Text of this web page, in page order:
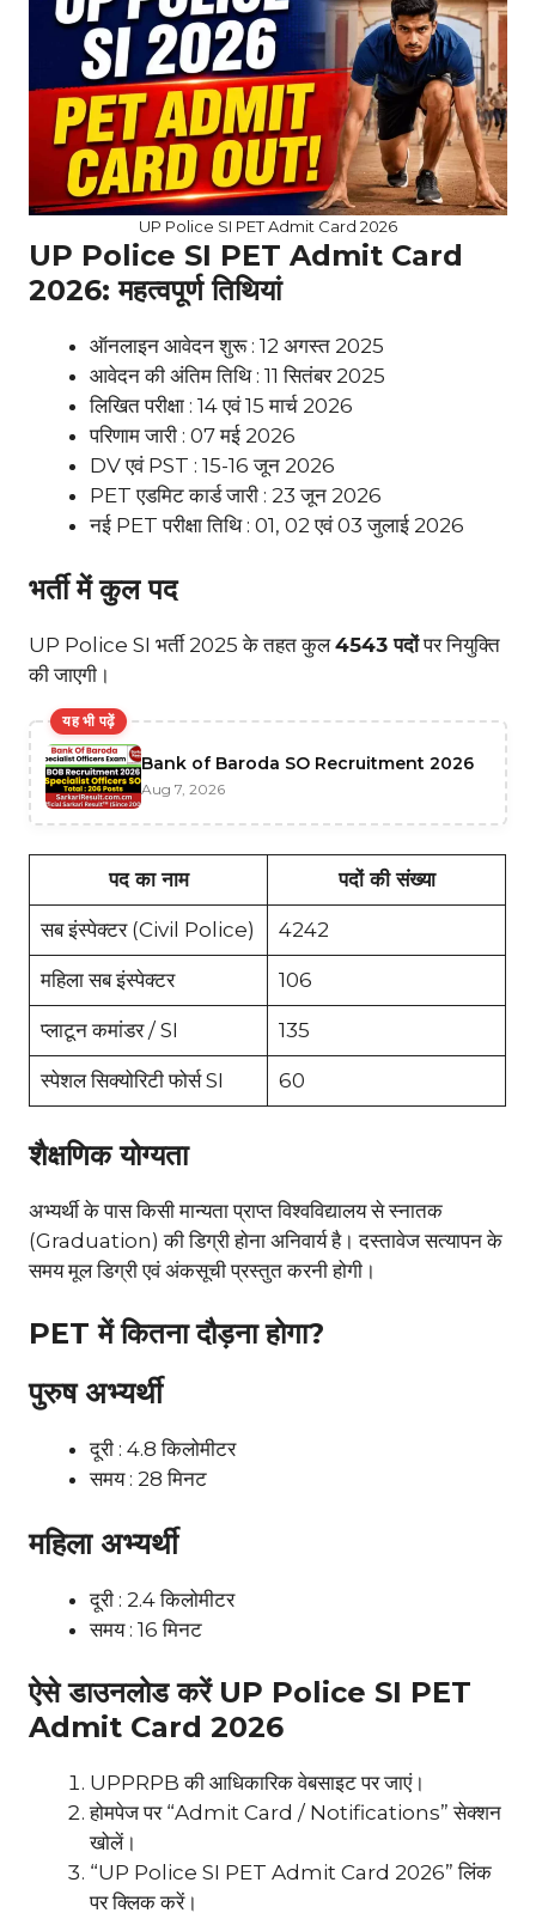
UP Police SI PET Admit Card 2026
UP Police SI PET Admit Card
2026: महत्वपूर्ण तिथियां
ऑनलाइन आवेदन शुरू : 12 अगस्त 2025
आवेदन की अंतिम तिथि : 11 सितंबर 2025
लिखित परीक्षा : 14 एवं 15 मार्च 2026
परिणाम जारी : 07 मई 2026
DV एवं PST : 15-16 जून 2026
PET एडमिट कार्ड जारी : 23 जून 2026
नई PET परीक्षा तिथि : 01, 02 एवं 03 जुलाई 2026
भर्ती में कुल पद
UP Police SI भर्ती 2025 के तहत कुल4543 पदोंपर नियुक्ति
की जाएगी।
यह भी पढ़ें
Bank of Baroda SO Recruitment 2026
Aug 7, 2026
पद का नाम पदों की संख्या
सब इंस्पेक्टर (Civil Police) 4242
महिला सब इंस्पेक्टर 106
प्लाटून कमांडर / SI 135
स्पेशल सिक्योरिटी फोर्स SI 60
शैक्षणिक योग्यता
अभ्यर्थी के पास किसी मान्यता प्राप्त विश्वविद्यालय से स्नातक
(Graduation) की डिग्री होना अनिवार्य है। दस्तावेज सत्यापन के
समय मूल डिग्री एवं अंकसूची प्रस्तुत करनी होगी।
PET में कितना दौड़ना होगा?
पुरुष अभ्यर्थी
दूरी : 4.8 किलोमीटर
समय : 28 मिनट
महिला अभ्यर्थी
दूरी : 2.4 किलोमीटर
समय : 16 मिनट
ऐसे डाउनलोड करें UP Police SI PET
Admit Card 2026
UPPRPB की आधिकारिक वेबसाइट पर जाएं।
होमपेज पर “Admit Card / Notifications” सेक्शन
खोलें।
“UP Police SI PET Admit Card 2026” लिंक
पर क्लिक करें।